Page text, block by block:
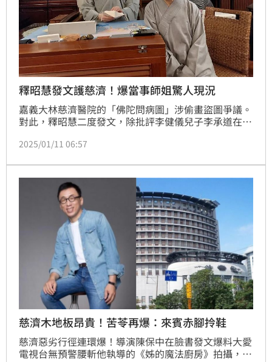
釋昭慧發文護慈濟！爆當事師姐驚人現況
嘉義大林慈濟醫院的「佛陀問病圖」涉偷畫盜圖爭議。
對此，釋昭慧二度發文，除批評李健儀兒子李承道在蹭
2025/01/11 06:57
慈濟木地板昂貴！苦苓再爆：來賓赤腳拎鞋
慈濟惡劣行徑連環爆！導演陳保中在臉書發文爆料大愛
電視台無預警腰斬他執導的《姊的魔法廚房》拍攝，還